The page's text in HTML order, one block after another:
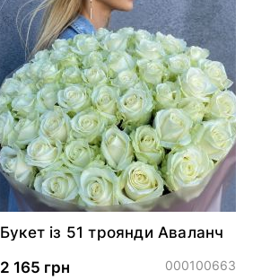
Букет із 51 троянди Аваланч
2 165 грн
000100663